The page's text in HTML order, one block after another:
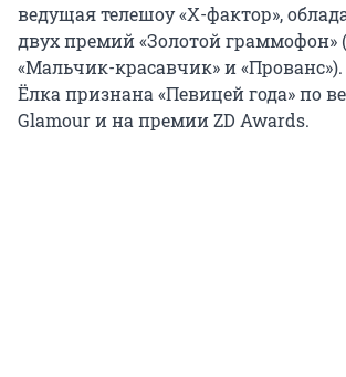
ведущая телешоу «Х-фактор»,
двух премий «Золотой граммофон»
«Мальчик-красавчик» и «Прованс»).
Ёлка признана «Певицей года» по
Glamour и на премии ZD Awards.